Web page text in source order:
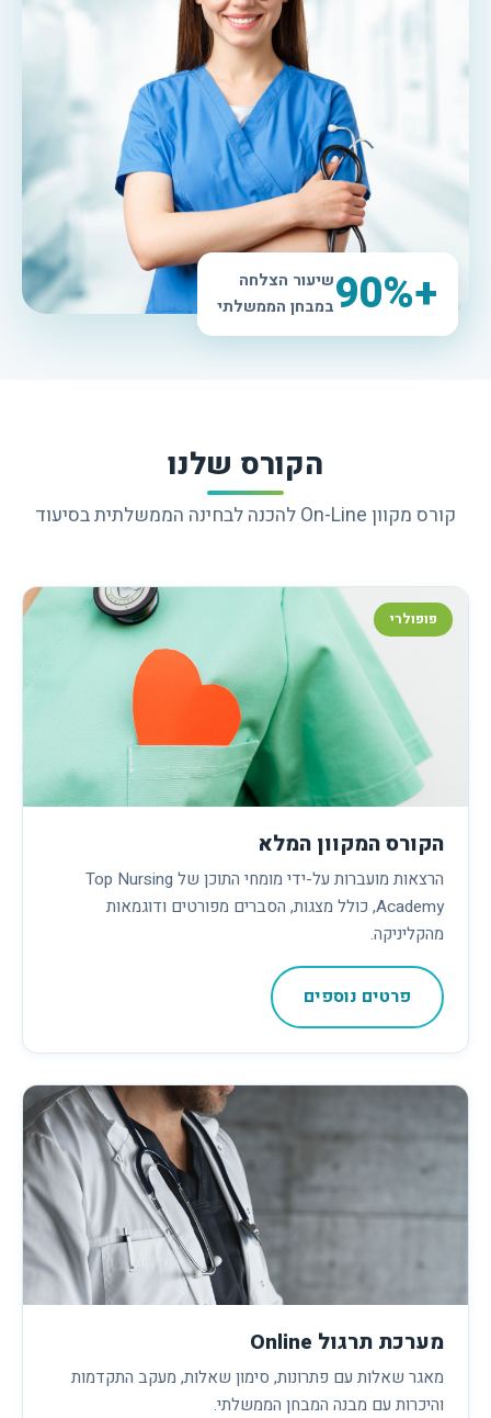
+90%
שיעור הצלחה
במבחן הממשלתי
הקורס שלנו
קורס מקוון On-Line להכנה לבחינה הממשלתית בסיעוד
פופולרי
הקורס המקוון המלא
הרצאות מועברות על-ידי מומחי התוכן של Top Nursing
Academy, כולל מצגות, הסברים מפורטים ודוגמאות
מהקליניקה.
פרטים נוספים
מערכת תרגול Online
מאגר שאלות עם פתרונות, סימון שאלות, מעקב התקדמות
והיכרות עם מבנה המבחן הממשלתי.